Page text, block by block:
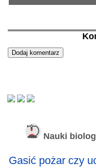
Nauki
Gasić pożar czy